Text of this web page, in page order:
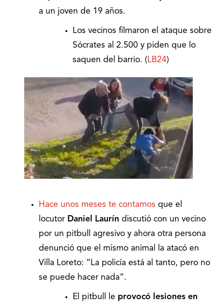
a un joven de 19 años.
Los vecinos filmaron el ataque sobre
Sócrates al 2.500 y piden que lo
saquen del barrio. ( LB24)
Hace unos meses te contamos que el
locutor Daniel Laurín discutió con un vecino
por un pitbull agresivo y ahora otra persona
denunció que el mismo animal la atacó en
Villa Loreto: “La policía está al tanto, pero no
se puede hacer nada”.
El pitbull le provocó lesiones en